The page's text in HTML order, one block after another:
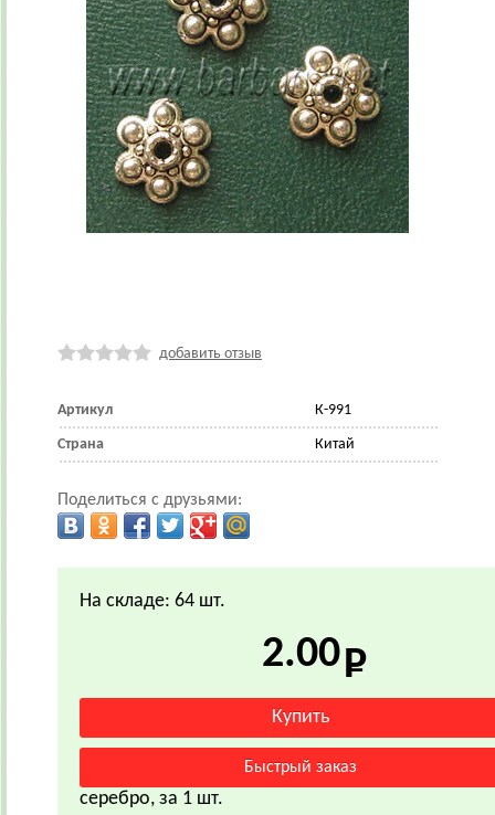
добавить отзыв
Артикул К-991
Страна Китай
Поделиться с друзьями:
На складе: 64 шт.
2.00
серебро, за 1 шт.